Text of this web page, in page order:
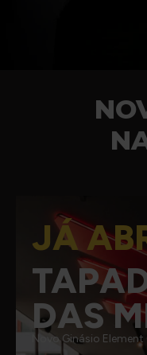
JÁ
DAS
Novo Ginásio Element